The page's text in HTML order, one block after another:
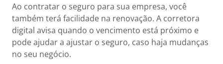
Ao contratar o seguro para sua empresa, você
também terá facilidade na renovação. A corretora
digital avisa quando o vencimento está próximo e
pode ajudar a ajustar o seguro, caso haja mudanças
no seu negócio.